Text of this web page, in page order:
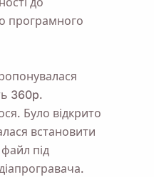
програмного
360p.
Було відкрито
встановити
під